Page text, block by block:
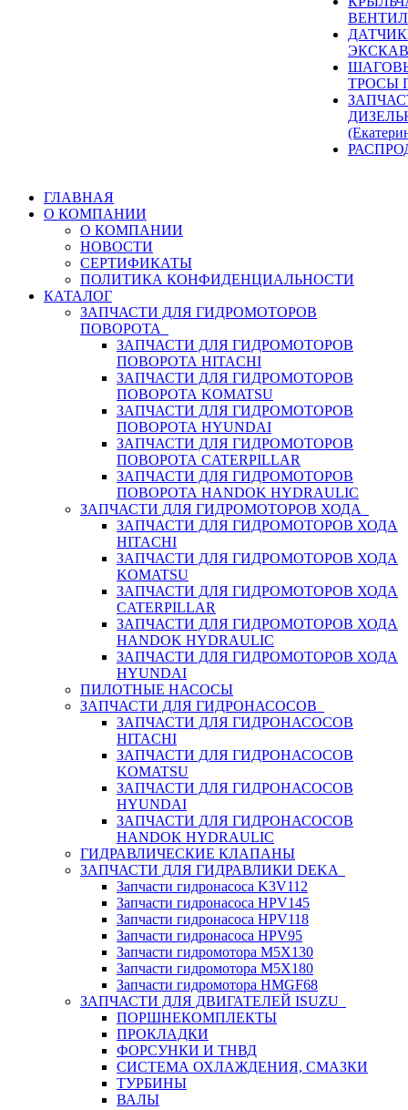
ТРОСЫ
ГЛАВНАЯ
О КОМПАНИИ
О КОМПАНИИ
НОВОСТИ
СЕРТИФИКАТЫ
ПОЛИТИКА КОНФИДЕНЦИАЛЬНОСТИ
КАТАЛОГ
ЗАПЧАСТИ ДЛЯ ГИДРОМОТОРОВ
ПОВОРОТА
ЗАПЧАСТИ ДЛЯ ГИДРОМОТОРОВ
ПОВОРОТА HITACHI
ЗАПЧАСТИ ДЛЯ ГИДРОМОТОРОВ
ПОВОРОТА KOMATSU
ЗАПЧАСТИ ДЛЯ ГИДРОМОТОРОВ
ПОВОРОТА HYUNDAI
ЗАПЧАСТИ ДЛЯ ГИДРОМОТОРОВ
ПОВОРОТА CATERPILLAR
ЗАПЧАСТИ ДЛЯ ГИДРОМОТОРОВ
ПОВОРОТА HANDOK HYDRAULIC
ЗАПЧАСТИ ДЛЯ ГИДРОМОТОРОВ ХОДА
ЗАПЧАСТИ ДЛЯ ГИДРОМОТОРОВ ХОДА
HITACHI
ЗАПЧАСТИ ДЛЯ ГИДРОМОТОРОВ ХОДА
KOMATSU
ЗАПЧАСТИ ДЛЯ ГИДРОМОТОРОВ ХОДА
CATERPILLAR
ЗАПЧАСТИ ДЛЯ ГИДРОМОТОРОВ ХОДА
HANDOK HYDRAULIC
ЗАПЧАСТИ ДЛЯ ГИДРОМОТОРОВ ХОДА
HYUNDAI
ПИЛОТНЫЕ НАСОСЫ
ЗАПЧАСТИ ДЛЯ ГИДРОНАСОСОВ
ЗАПЧАСТИ ДЛЯ ГИДРОНАСОСОВ
HITACHI
ЗАПЧАСТИ ДЛЯ ГИДРОНАСОСОВ
KOMATSU
ЗАПЧАСТИ ДЛЯ ГИДРОНАСОСОВ
HYUNDAI
ЗАПЧАСТИ ДЛЯ ГИДРОНАСОСОВ
HANDOK HYDRAULIC
ГИДРАВЛИЧЕСКИЕ КЛАПАНЫ
ЗАПЧАСТИ ДЛЯ ГИДРАВЛИКИ DEKA
Запчасти гидронасоса K3V112
Запчасти гидронасоса HPV145
Запчасти гидронасоса HPV118
Запчасти гидронасоса HPV95
Запчасти гидромотора M5X130
Запчасти гидромотора M5X180
Запчасти гидромотора HMGF68
ЗАПЧАСТИ ДЛЯ ДВИГАТЕЛЕЙ ISUZU
ПОРШНЕКОМПЛЕКТЫ
ПРОКЛАДКИ
ФОРСУНКИ И ТНВД
СИСТЕМА ОХЛАЖДЕНИЯ, СМАЗКИ
ТУРБИНЫ
ВАЛЫ